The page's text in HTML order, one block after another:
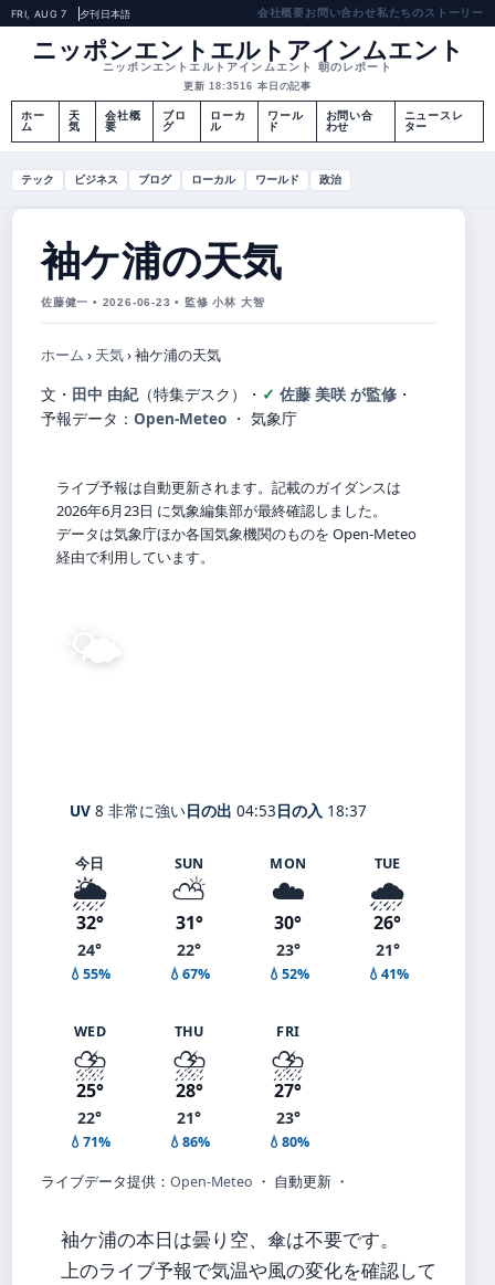
FRI, AUG 7 夕刊日本語 会社概要お問い合わせ私たちのストーリー
ニッポンエントエルトアインムエント
ニッポンエントエルトアインムエント 朝のレポート
更新 18:3516 本日の記事
ホー
ム
天
気
会社概
要
ブロ
グ
ローカ
ル
ワール
ド
お問い合
わせ
ニュースレ
ター
テック ビジネス ブログ ローカル ワールド 政治
袖ケ浦の天気
佐藤健一 • 2026-06-23 • 監修 小林 大智
ホーム › 天気›袖ケ浦の天気
文・ 田中 由紀（特集デスク） ・ 佐藤 美咲 が監修 ・
予報データ： Open-Meteo ・ 気象庁
ライブ予報は自動更新されます。記載のガイダンスは
2026年6月23日 に気象編集部が最終確認しました。
データは気象庁ほか各国気象機関のものを Open-Meteo
経由で利用しています。
🌤️
UV 8 非常に強い日の出 04:53日の入 18:37
今日
🌦️
32°
24°
💧55%
SUN
⛅
31°
22°
💧67%
MON
☁️
30°
23°
💧52%
TUE
🌧️
26°
21°
💧41%
WED
⛈️
25°
22°
💧71%
THU
⛈️
28°
21°
💧86%
FRI
⛈️
27°
23°
💧80%
ライブデータ提供： Open-Meteo ・ 自動更新 ・
袖ケ浦の本日は曇り空、傘は不要です。
上のライブ予報で気温や風の変化を確認して